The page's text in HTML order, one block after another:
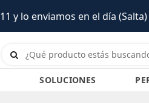
y lo enviamos en el día (Salta)
SOLUCIONES